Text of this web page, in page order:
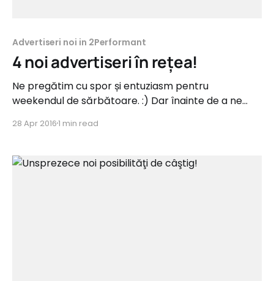
Advertiseri noi in 2Performant
4 noi advertiseri în rețea!
Ne pregătim cu spor și entuziasm pentru
weekendul de sărbătoare. :) Dar înainte de a ne
pentru afiliații noștri! Acestea sunt din categoriile
comisioane de până la 15%. teilor.ro Tip campanie:
28 Apr 20161 min read